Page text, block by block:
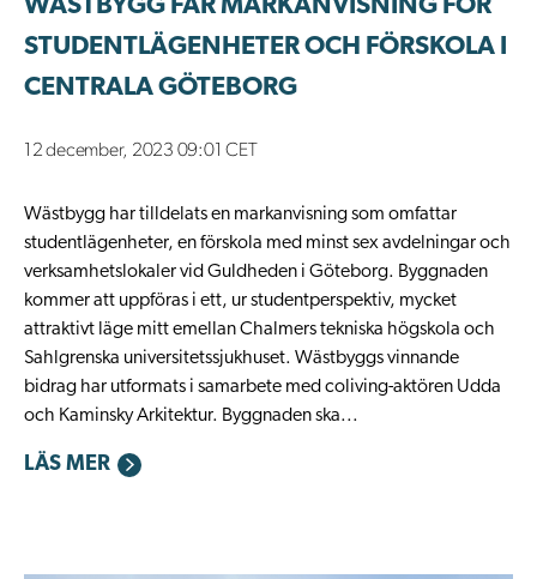
12 december, 2023 09:01 CET
WÄSTBYGG FÅR MARKANVISNING FÖR
STUDENTLÄGENHETER OCH FÖRSKOLA I
CENTRALA GÖTEBORG
Wästbygg har tilldelats en markanvisning som omfattar
studentlägenheter, en förskola med minst sex avdelningar och
verksamhetslokaler vid Guldheden i Göteborg. Byggnaden
kommer att uppföras i ett, ur studentperspektiv, mycket
attraktivt läge mitt emellan Chalmers tekniska högskola och
Sahlgrenska universitetssjukhuset. Wästbyggs vinnande
bidrag har utformats i samarbete med coliving-aktören Udda
och Kaminsky Arkitektur. Byggnaden ska...
LÄS MER